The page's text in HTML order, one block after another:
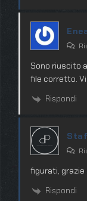
Sono riuscito
file corretto.
Rispondi
figurati, grazie
Rispondi